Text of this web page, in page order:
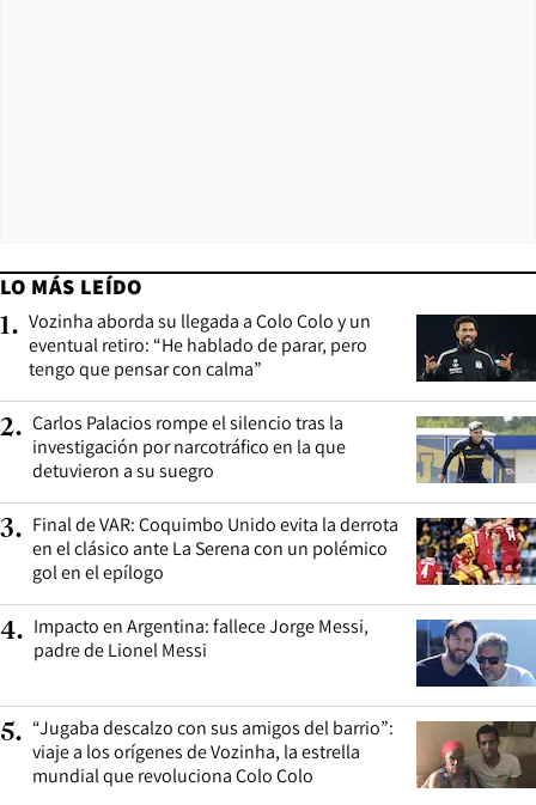
LO MÁS LEÍDO
1. Vozinha aborda su llegada a Colo Colo y un
eventual retiro: “He hablado de parar, pero
tengo que pensar con calma”
2. Carlos Palacios rompe el silencio tras la
investigación por narcotráfico en la que
detuvieron a su suegro
3. Final de VAR: Coquimbo Unido evita la derrota
en el clásico ante La Serena con un polémico
gol en el epílogo
4. Impacto en Argentina: fallece Jorge Messi,
padre de Lionel Messi
5. “Jugaba descalzo con sus amigos del barrio”:
viaje a los orígenes de Vozinha, la estrella
mundial que revoluciona Colo Colo